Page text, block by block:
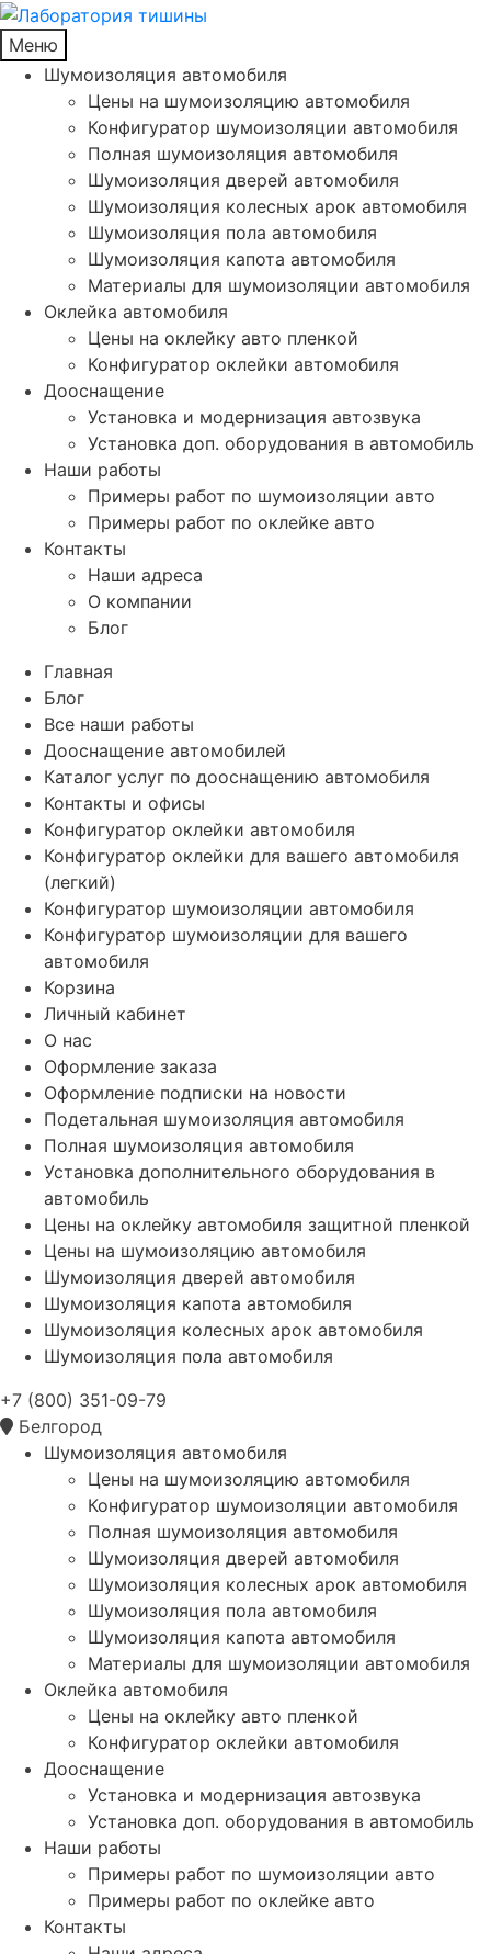
Меню
Шумоизоляция автомобиля
Цены на шумоизоляцию автомобиля
Конфигуратор шумоизоляции автомобиля
Полная шумоизоляция автомобиля
Шумоизоляция дверей автомобиля
Шумоизоляция колесных арок автомобиля
Шумоизоляция пола автомобиля
Шумоизоляция капота автомобиля
Материалы для шумоизоляции автомобиля
Оклейка автомобиля
Цены на оклейку авто пленкой
Конфигуратор оклейки автомобиля
Дооснащение
Установка и модернизация автозвука
Установка доп. оборудования в автомобиль
Наши работы
Примеры работ по шумоизоляции авто
Примеры работ по оклейке авто
Контакты
Наши адреса
О компании
Блог
Главная
Блог
Все наши работы
Дооснащение автомобилей
Каталог услуг по дооснащению автомобиля
Контакты и офисы
Конфигуратор оклейки автомобиля
Конфигуратор оклейки для вашего автомобиля
(легкий)
Конфигуратор шумоизоляции автомобиля
Конфигуратор шумоизоляции для вашего
автомобиля
Корзина
Личный кабинет
О нас
Оформление заказа
Оформление подписки на новости
Подетальная шумоизоляция автомобиля
Полная шумоизоляция автомобиля
Установка дополнительного оборудования в
автомобиль
Цены на оклейку автомобиля защитной пленкой
Цены на шумоизоляцию автомобиля
Шумоизоляция дверей автомобиля
Шумоизоляция капота автомобиля
Шумоизоляция колесных арок автомобиля
Шумоизоляция пола автомобиля
+7 (800) 351-09-79
Белгород
Шумоизоляция автомобиля
Цены на шумоизоляцию автомобиля
Конфигуратор шумоизоляции автомобиля
Полная шумоизоляция автомобиля
Шумоизоляция дверей автомобиля
Шумоизоляция колесных арок автомобиля
Шумоизоляция пола автомобиля
Шумоизоляция капота автомобиля
Материалы для шумоизоляции автомобиля
Оклейка автомобиля
Цены на оклейку авто пленкой
Конфигуратор оклейки автомобиля
Дооснащение
Установка и модернизация автозвука
Установка доп. оборудования в автомобиль
Наши работы
Примеры работ по шумоизоляции авто
Примеры работ по оклейке авто
Контакты